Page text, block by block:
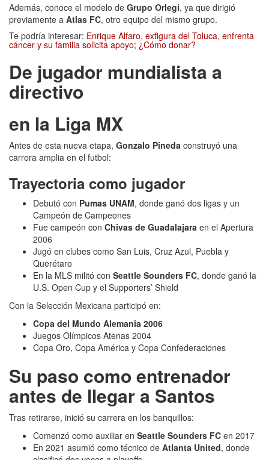
Además, conoce el modelo de Grupo Orlegi, ya que dirigió
previamente a Atlas FC, otro equipo del mismo grupo.
Te podría interesar: Enrique Alfaro, exfigura del Toluca, enfrenta
cáncer y su familia solicita apoyo; ¿Cómo donar?
De jugador mundialista a
directivo
en la Liga MX
Antes de esta nueva etapa, Gonzalo Pineda construyó una
carrera amplia en el futbol:
Trayectoria como jugador
Debutó con Pumas UNAM, donde ganó dos ligas y un
Campeón de Campeones
Fue campeón con Chivas de Guadalajara en el Apertura
2006
Jugó en clubes como San Luis, Cruz Azul, Puebla y
Querétaro
En la MLS militó con Seattle Sounders FC, donde ganó la
U.S. Open Cup y el Supporters’ Shield
Con la Selección Mexicana participó en:
Copa del Mundo Alemania 2006
Juegos Olímpicos Atenas 2004
Copa Oro, Copa América y Copa Confederaciones
Su paso como entrenador
antes de llegar a Santos
Tras retirarse, inició su carrera en los banquillos:
Comenzó como auxiliar en Seattle Sounders FC en 2017
En 2021 asumió como técnico de Atlanta United, donde